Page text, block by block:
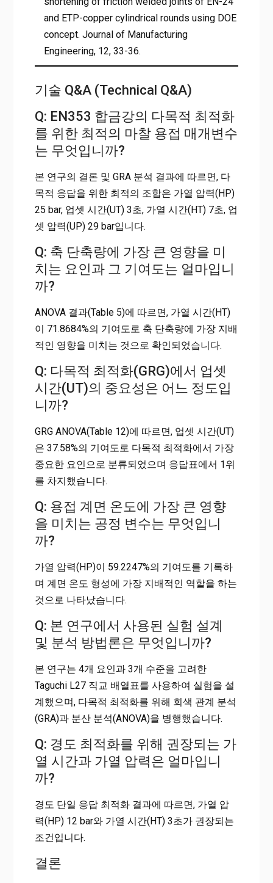
and ETP-copper cylindrical rounds using DOE
concept. Journal of Manufacturing
Engineering, 12, 33-36.
기술 Q&A (Technical Q&A)
Q: EN353 합금강의 다목적 최적화
를 위한 최적의 마찰 용접 매개변수
는 무엇입니까?
본 연구의 결론 및 GRA 분석 결과에 따르면, 다
목적 응답을 위한 최적의 조합은 가열 압력(HP)
25 bar, 업셋 시간(UT) 3초, 가열 시간(HT) 7초, 업
셋 압력(UP) 29 bar입니다.
Q: 축 단축량에 가장 큰 영향을 미
치는 요인과 그 기여도는 얼마입니
까?
ANOVA 결과(Table 5)에 따르면, 가열 시간(HT)
이 71.8684%의 기여도로 축 단축량에 가장 지배
적인 영향을 미치는 것으로 확인되었습니다.
Q: 다목적 최적화(GRG)에서 업셋
시간(UT)의 중요성은 어느 정도입
니까?
GRG ANOVA(Table 12)에 따르면, 업셋 시간(UT)
은 37.58%의 기여도로 다목적 최적화에서 가장
중요한 요인으로 분류되었으며 응답표에서 1위
를 차지했습니다.
Q: 용접 계면 온도에 가장 큰 영향
을 미치는 공정 변수는 무엇입니
까?
가열 압력(HP)이 59.2247%의 기여도를 기록하
며 계면 온도 형성에 가장 지배적인 역할을 하는
것으로 나타났습니다.
Q: 본 연구에서 사용된 실험 설계
및 분석 방법론은 무엇입니까?
본 연구는 4개 요인과 3개 수준을 고려한
Taguchi L27 직교 배열표를 사용하여 실험을 설
계했으며, 다목적 최적화를 위해 회색 관계 분석
(GRA)과 분산 분석(ANOVA)을 병행했습니다.
Q: 경도 최적화를 위해 권장되는 가
열 시간과 가열 압력은 얼마입니
까?
경도 단일 응답 최적화 결과에 따르면, 가열 압
력(HP) 12 bar와 가열 시간(HT) 3초가 권장되는
조건입니다.
결론